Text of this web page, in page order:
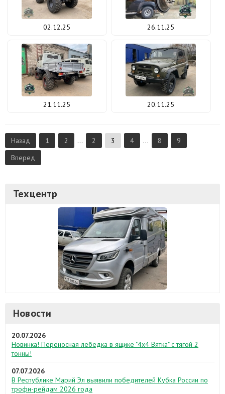
02.12.25 26.11.25
21.11.25 20.11.25
Назад 1 2 ... 2 3 4 ... 8
9
Вперед
Техцентр
Новости
20.07.2026
Новинка! Переносная лебедка в ящике "4х4 Вятка" с тягой 2
тонны!
07.07.2026
В Республике Марий Эл выявили победителей Кубка России по
трофи-рейдам 2026 года